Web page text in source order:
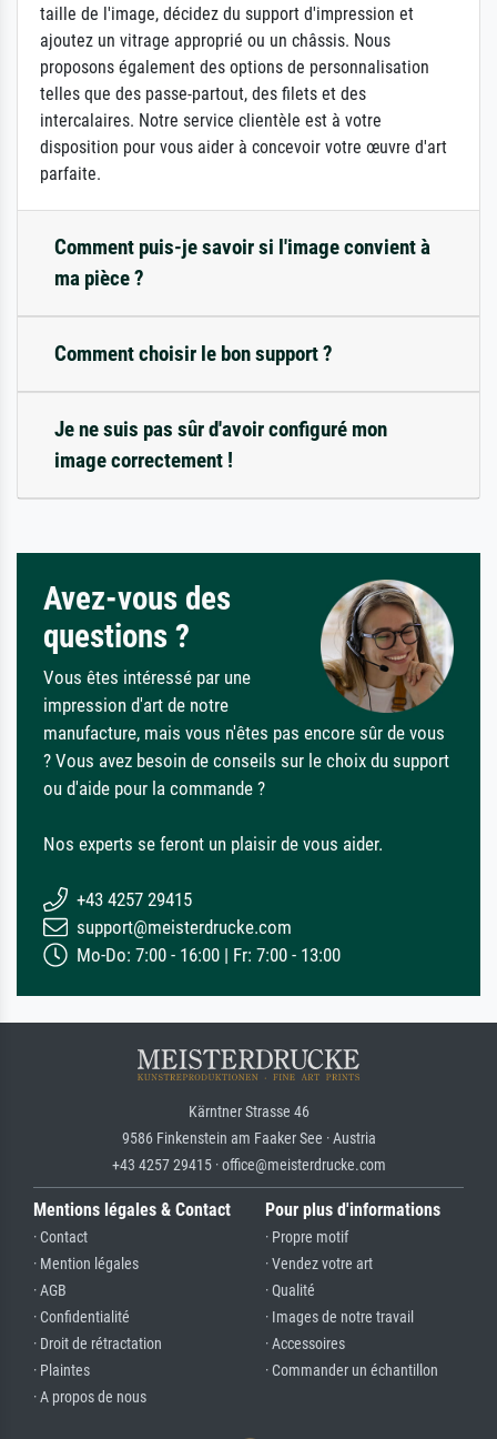
taille de l'image, décidez du support d'impression et
ajoutez un vitrage approprié ou un châssis. Nous
proposons également des options de personnalisation
telles que des passe-partout, des filets et des
intercalaires. Notre service clientèle est à votre
disposition pour vous aider à concevoir votre œuvre d'art
parfaite.
Comment puis-je savoir si l'image convient à
ma pièce ?
Comment choisir le bon support ?
Je ne suis pas sûr d'avoir configuré mon
image correctement !
Avez-vous des
questions ?
Vous êtes intéressé par une
impression d'art de notre
manufacture, mais vous n'êtes pas encore sûr de vous
? Vous avez besoin de conseils sur le choix du support
ou d'aide pour la commande ?
Nos experts se feront un plaisir de vous aider.
+43 4257 29415
support@meisterdrucke.com
Mo-Do: 7:00 - 16:00 | Fr: 7:00 - 13:00
Kärntner Strasse 46
9586 Finkenstein am Faaker See · Austria
+43 4257 29415 · office@meisterdrucke.com
Mentions légales & Contact
· Contact
· Mention légales
· AGB
· Confidentialité
· Droit de rétractation
· Plaintes
· A propos de nous
Pour plus d'informations
· Propre motif
· Vendez votre art
· Qualité
· Images de notre travail
· Accessoires
· Commander un échantillon